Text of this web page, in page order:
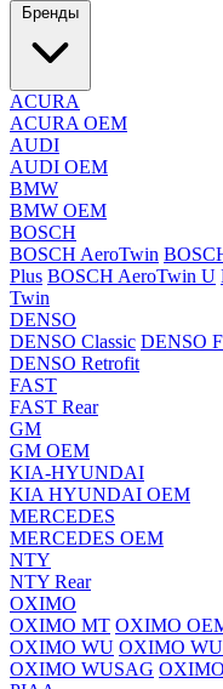
Бренды
ACURA
ACURA OEM
AUDI
AUDI OEM
BMW
BMW OEM
BOSCH
BOSCH AeroTwin
Plus BOSCH AeroTwin U
Twin
DENSO
DENSO Classic DENSO
DENSO Retrofit
FAST
FAST Rear
GM
GM OEM
KIA-HYUNDAI
KIA HYUNDAI OEM
MERCEDES
MERCEDES OEM
NTY
NTY Rear
OXIMO
OXIMO MT OXIMO
OXIMO WU OXIMO
OXIMO WUSAG